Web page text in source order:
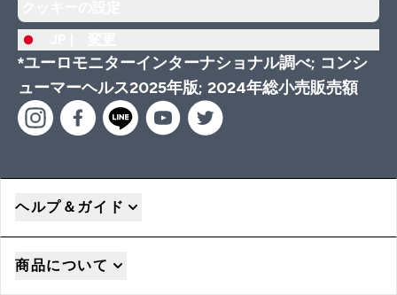
*ユーロモニターインターナショナル調べ; コンシ
ューマーヘルス2025年版; 2024年総小売販売額
ヘルプ＆ガイド
商品について